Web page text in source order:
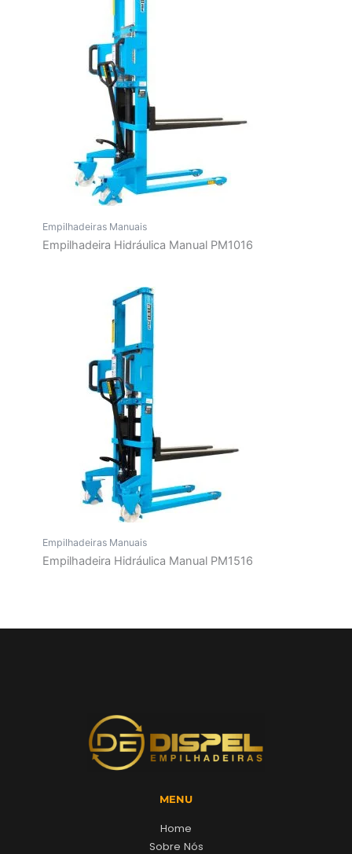
Empilhadeiras Manuais
Empilhadeira Hidráulica Manual PM1016
Empilhadeiras Manuais
Empilhadeira Hidráulica Manual PM1516
MENU
Home
Sobre Nós